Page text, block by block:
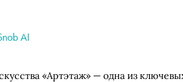
AI
«Артэтаж» — одна из